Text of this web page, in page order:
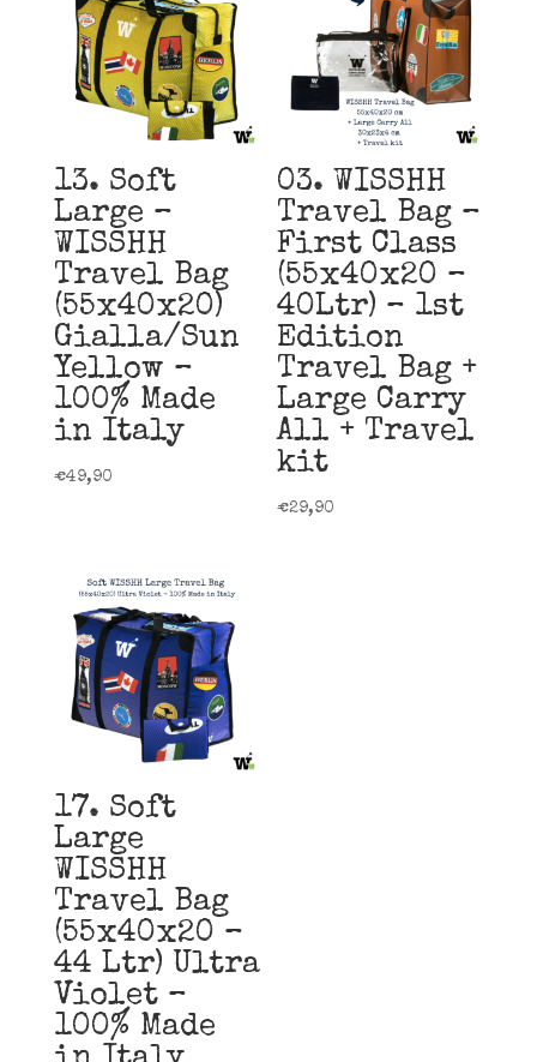
13. Soft
Large –
WISSHH
Travel Bag
(55x40x20)
Gialla/Sun
Yellow –
100% Made
in Italy
€49,90
03. WISSHH
Travel Bag –
First Class
(55x40x20 –
40Ltr) – 1st
Edition
Travel Bag +
Large Carry
All + Travel
kit
€29,90
17. Soft
Large
WISSHH
Travel Bag
(55x40x20 –
44 Ltr) Ultra
Violet –
100% Made